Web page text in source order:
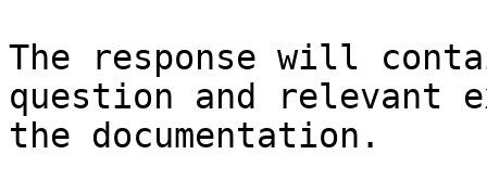
The response will
question and relevant
the documentation.